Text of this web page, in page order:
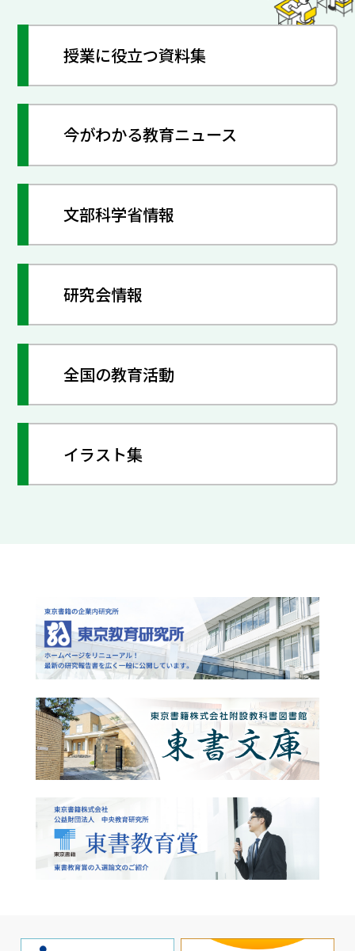
授業に役立つ資料集
今がわかる教育ニュース
文部科学省情報
研究会情報
全国の教育活動
イラスト集